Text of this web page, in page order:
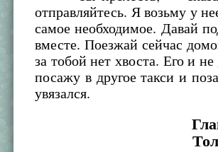
отправляйтесь. Я возьму у
самое необходимое. Давай
вместе. Поезжай сейчас
за тобой нет хвоста. Его и
посажу в другое такси и
увязался.